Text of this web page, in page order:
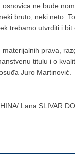
osnovica ne bude
bruto, neki neto.
trebamo utvrditi i
materijalnih prava,
titulu i o
Juro Martinović.
Lana SLIVAR